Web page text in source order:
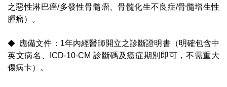
之惡性淋巴癌/多發性骨髓瘤、骨髓化生不良症/骨髓增生性
腫瘤）。
◆ 應備文件：1年內經醫師開立之診斷證明書（明確包含中
英文病名、ICD-10-CM 診斷碼及癌症期別即可，不需重大
傷病卡）。